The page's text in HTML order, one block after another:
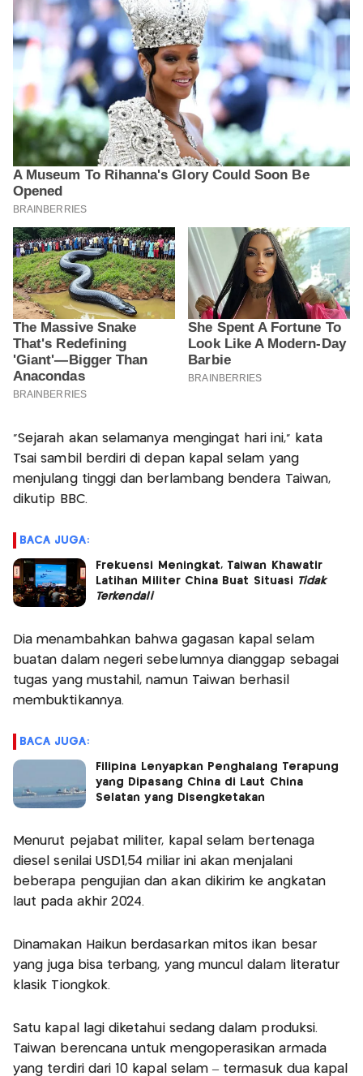
“Sejarah akan selamanya mengingat hari ini,” kata
Tsai sambil berdiri di depan kapal selam yang
menjulang tinggi dan berlambang bendera Taiwan,
dikutip BBC.
BACA JUGA:
Frekuensi Meningkat, Taiwan Khawatir
Latihan Militer China Buat Situasi Tidak
Terkendali
Dia menambahkan bahwa gagasan kapal selam
buatan dalam negeri sebelumnya dianggap sebagai
tugas yang mustahil, namun Taiwan berhasil
membuktikannya.
BACA JUGA:
Filipina Lenyapkan Penghalang Terapung
yang Dipasang China di Laut China
Selatan yang Disengketakan
Menurut pejabat militer, kapal selam bertenaga
diesel senilai USD1,54 miliar ini akan menjalani
beberapa pengujian dan akan dikirim ke angkatan
laut pada akhir 2024.
Dinamakan Haikun berdasarkan mitos ikan besar
yang juga bisa terbang, yang muncul dalam literatur
klasik Tiongkok.
Satu kapal lagi diketahui sedang dalam produksi.
Taiwan berencana untuk mengoperasikan armada
yang terdiri dari 10 kapal selam – termasuk dua kapal